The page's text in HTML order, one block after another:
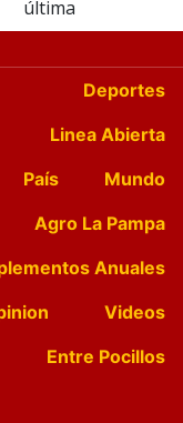
última
Deportes
Linea Abierta
País
Mundo
Agro La Pampa
Anuales
Videos
Entre Pocillos